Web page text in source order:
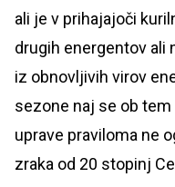
ali je v prihajajoči
drugih energentov ali
iz obnovljivih virov
sezone naj se ob
uprave praviloma ne
zraka od 20 stopinj